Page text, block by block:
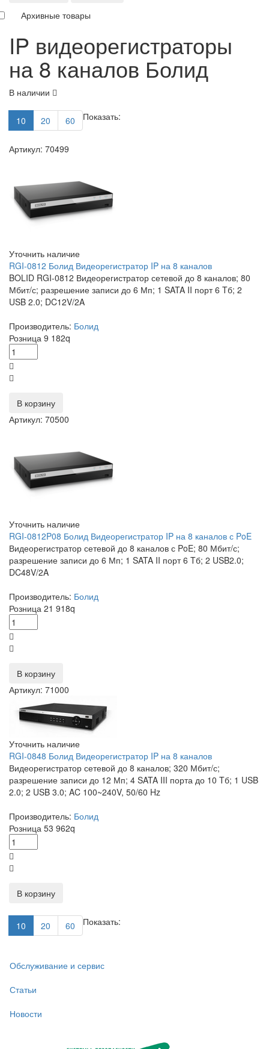
Архивные товары
IP видеорегистраторы
на 8 каналов Болид
В наличии
Показать:
10 20 60
Артикул: 70499
Уточнить наличие
RGI-0812 Болид Видеорегистратор IP на 8 каналов
BOLID RGI-0812 Видеорегистратор сетевой до 8 каналов; 80
Мбит/с; разрешение записи до 6 Мп; 1 SATA II порт 6 Tб; 2
USB 2.0; DC12V/2A
Производитель: Болид
Розница 9 182q
В корзину
Артикул: 70500
Уточнить наличие
RGI-0812P08 Болид Видеорегистратор IP на 8 каналов с PoE
Видеорегистратор сетевой до 8 каналов с PoE; 80 Мбит/с;
разрешение записи до 6 Мп; 1 SATA II порт 6 Tб; 2 USB2.0;
DC48V/2A
Производитель: Болид
Розница 21 918q
В корзину
Артикул: 71000
Уточнить наличие
RGI-0848 Болид Видеорегистратор IP на 8 каналов
Видеорегистратор сетевой до 8 каналов; 320 Мбит/с;
разрешение записи до 12 Мп; 4 SATA III порта до 10 Tб; 1 USB
2.0; 2 USB 3.0; AC 100~240V, 50/60 Hz
Производитель: Болид
Розница 53 962q
В корзину
Показать:
10 20 60
Обслуживание и сервис
Статьи
Новости